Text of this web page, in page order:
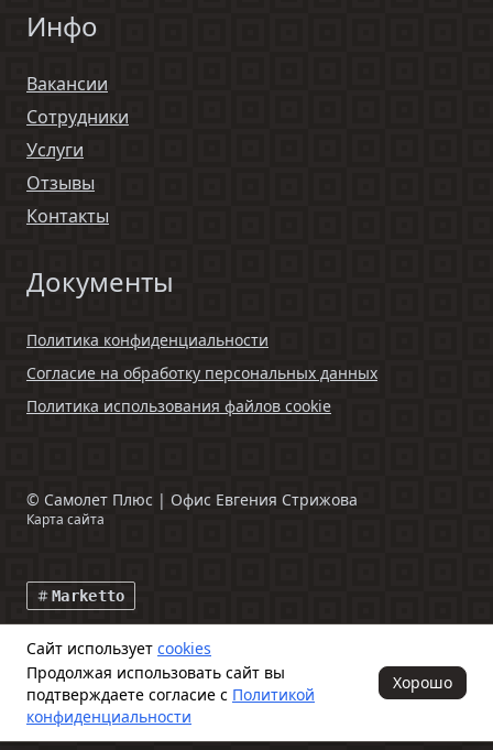
Инфо
Вакансии
Сотрудники
Услуги
Отзывы
Контакты
Документы
Политика конфиденциальности
Согласие на обработку персональных данных
Политика использования файлов cookie
© Самолет Плюс | Офис Евгения Стрижова
Карта сайта
Marketto
Данный интернет-сайт и информация, размещенная на нем,
включая фото- и видеоматериалы, носят исключительно
информационный характер и ни при каких условиях не является
публичной офертой, определяемой положениями ч. 2 ст. 437
Гражданского кодекса Российской Федерации
Сайт использует cookies
Продолжая использовать сайт вы
подтверждаете согласие с Политикой
конфиденциальности
Хорошо